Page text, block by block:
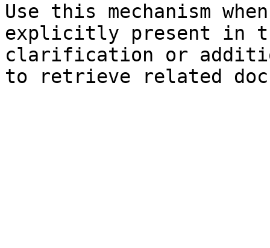
Use this mechanism
explicitly present in
clarification or